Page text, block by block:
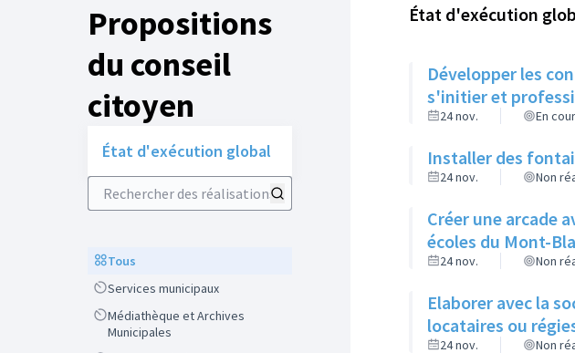
Propositions
du conseil
citoyen
État d'exécution global
Rechercher des réalisations
ScopeTous
ScopeServices municipaux
Scope
Médiathèque et Archives
Municipales
État d'exécution
Développer les
s'initier et
24 nov. En
Installer des
24 nov. Non
Créer une arcade
écoles du Mont-
24 nov. Non
Elaborer avec la
locataires ou
24 nov. Non